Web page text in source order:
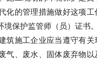
化的管理措施做好这项
保护监管师（员）证书。
筑施工企业应当遵守有
气、废水、固体废弃物